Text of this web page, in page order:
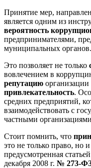
Принятие мер,
является одним из
вероятность
предпринимателями,
муниципальных органов.
Это позволяет не только
вовлечением в
репутацию организации
привлекательность.
средних предприятий,
взаимодействовать с
частными
Стоит помнить, что
это не только право, но и
предусмотренная
декабря 2008 г. № 273-